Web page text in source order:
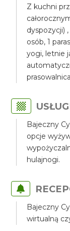
Z kuchni
dyspozycji)
osób, 1
yogi, letnie
Bajeczny
opcje
hulajnogi.
Bajeczny
wirtualną